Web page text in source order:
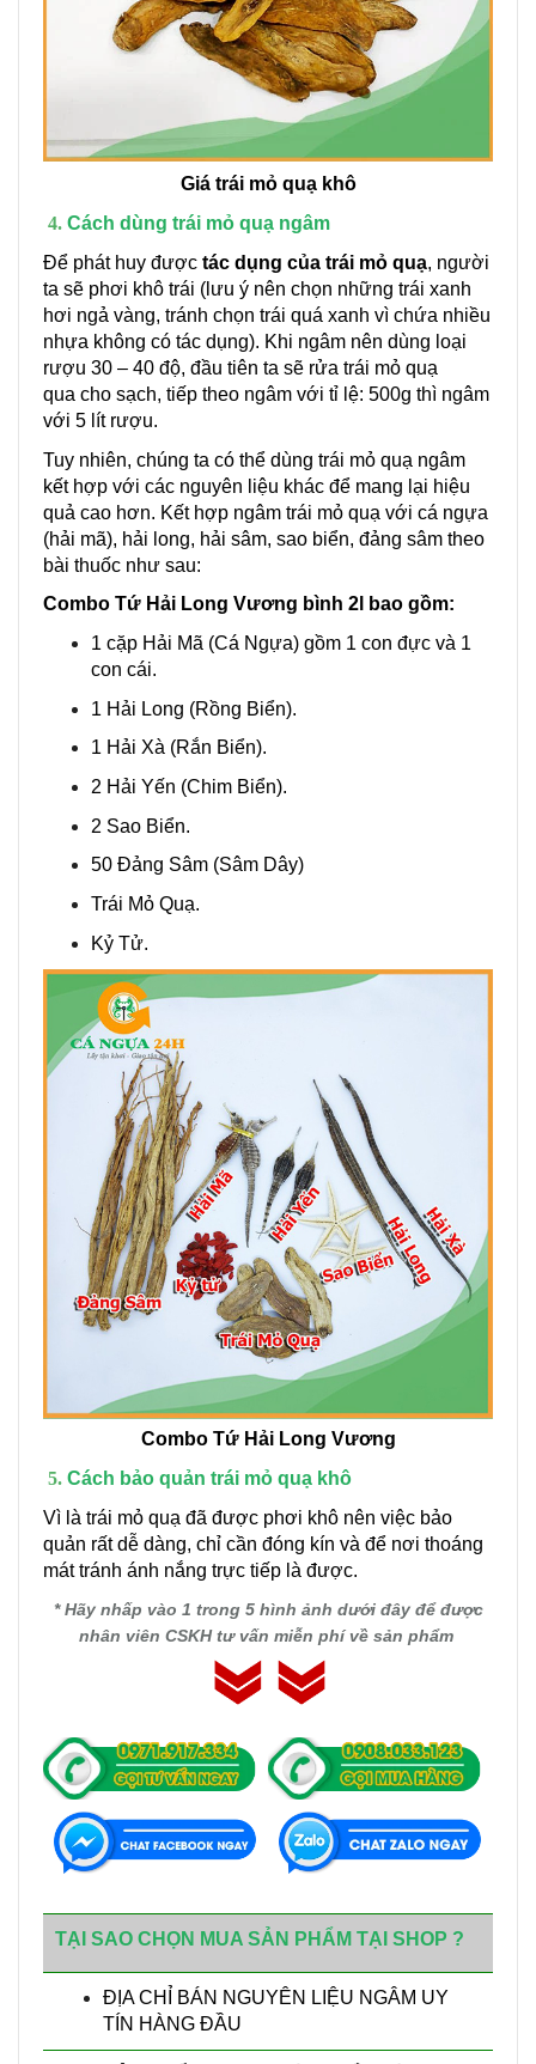
Giá trái mỏ quạ khô
Cách dùng trái mỏ quạ ngâm
Để phát huy được tác dụng của trái mỏ quạ, người
ta sẽ phơi khô trái (lưu ý nên chọn những trái xanh
hơi ngả vàng, tránh chọn trái quá xanh vì chứa nhiều
nhựa không có tác dụng). Khi ngâm nên dùng loại
rượu 30 – 40 độ, đầu tiên ta sẽ rửa trái mỏ quạ
qua cho sạch, tiếp theo ngâm với tỉ lệ: 500g thì ngâm
với 5 lít rượu.
Tuy nhiên, chúng ta có thể dùng trái mỏ quạ ngâm
kết hợp với các nguyên liệu khác để mang lại hiệu
quả cao hơn. Kết hợp ngâm trái mỏ quạ với cá ngựa
(hải mã), hải long, hải sâm, sao biển, đảng sâm theo
bài thuốc như sau:
Combo Tứ Hải Long Vương bình 2l bao gồm:
1 cặp Hải Mã (Cá Ngựa) gồm 1 con đực và 1
con cái.
1 Hải Long (Rồng Biển).
1 Hải Xà (Rắn Biển).
2 Hải Yến (Chim Biển).
2 Sao Biển.
50 Đảng Sâm (Sâm Dây)
Trái Mỏ Quạ.
Kỷ Tử.
Combo Tứ Hải Long Vương
Cách bảo quản trái mỏ quạ khô
Vì là trái mỏ quạ đã được phơi khô nên việc bảo
quản rất dễ dàng, chỉ cần đóng kín và để nơi thoáng
mát tránh ánh nắng trực tiếp là được.
* Hãy nhấp vào 1 trong 5 hình ảnh dưới đây để được
nhân viên CSKH tư vấn miễn phí về sản phẩm
TẠI SAO CHỌN MUA SẢN PHẨM TẠI SHOP ?
ĐỊA CHỈ BÁN NGUYÊN LIỆU NGÂM UY
TÍN HÀNG ĐẦU